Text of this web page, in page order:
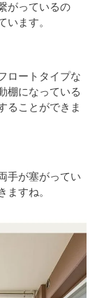
がっているの
います。
ロートタイプな
棚になっている
ることができま
手が塞がってい
ますね。